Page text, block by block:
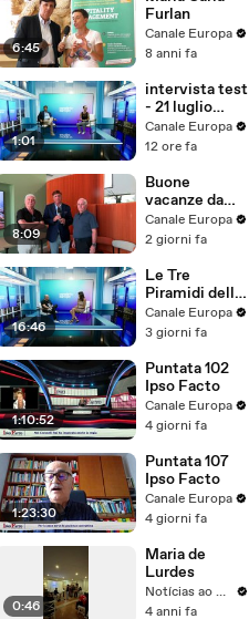
6:45
Furlan
Canale Europa
8 anni fa
1:01
intervista test
- 21 luglio
2026 - 03-21-
32
Canale Europa
12 ore fa
8:09
Buone
vacanze da
Distretto 33
Canale Europa
2 giorni fa
16:46
Le Tre
Piramidi della
Ricchezza:
Segreti
Rivoluzionari
con Marco
Masci ed
Emanuele
Properzi
Canale Europa
3 giorni fa
1:10:52
Puntata 102
Ipso Facto
Canale Europa
4 giorni fa
1:23:30
Puntata 107
Ipso Facto
Canale Europa
4 giorni fa
0:46
Maria de
Lurdes
Notícias ao Minuto
4 anni fa